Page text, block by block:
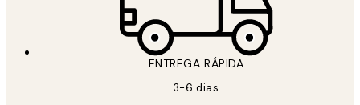
ENTREGA RÁPIDA
3-6 dias